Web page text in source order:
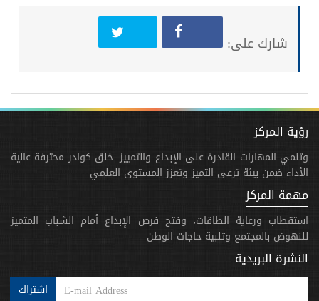
شارك على:
رؤية المركز
وتنمي المهارات القادرة على الإبداع والتمييز. خلق كوادر محترفة عالية
الأداء ضمن بيئة ترعى التميز وتعزز المستوى العلمي
مهمة المركز
استقطاب ورعاية الطاقات، وفتح فرص الإبداع أمام الشباب المتميز
للنهوض بالمجتمع وتلبية حاجات الوطن
النشرة البريدية
اشتراك